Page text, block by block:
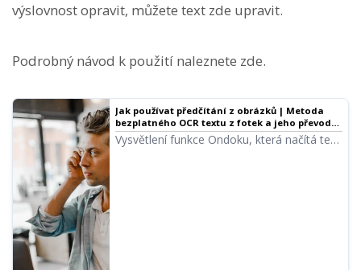
výslovnost opravit, můžete text zde upravit.
Podrobný návod k použití naleznete zde.
Jak používat předčítání z obrázků | Metoda
bezplatného OCR textu z fotek a jeho převodu
na hlas
Vysvětlení funkce Ondoku, která načítá text